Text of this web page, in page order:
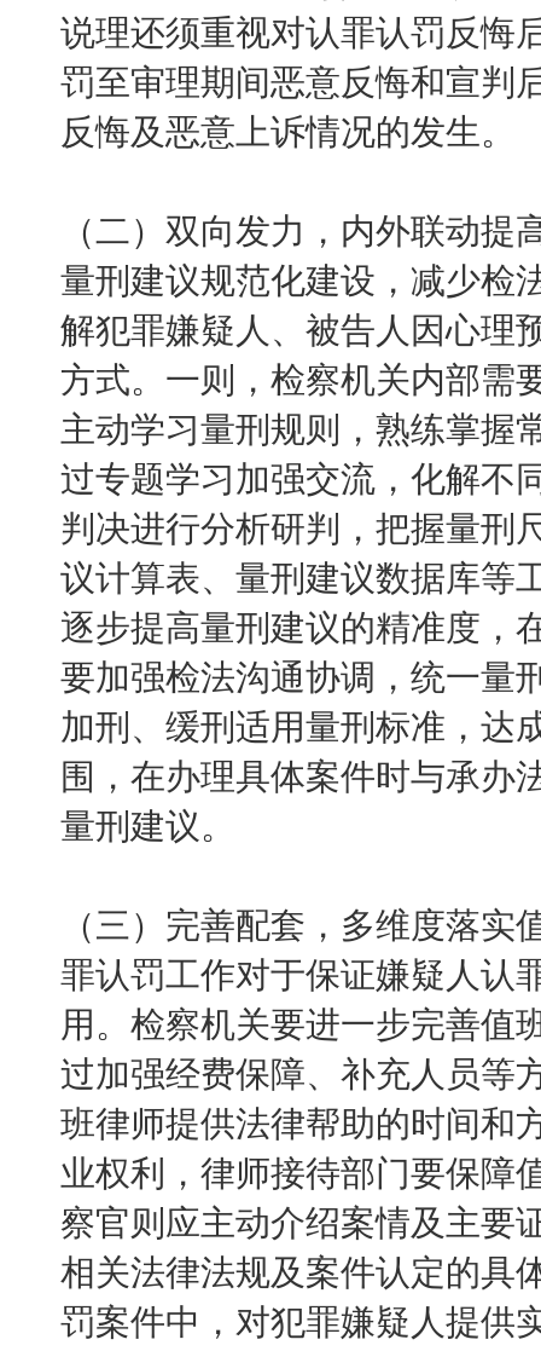
说理还须重视对认罪认罚反悔
罚至审理期间恶意反悔和宣判
反悔及恶意上诉情况的发生。
（二）双向发力，内外联动
量刑建议规范化建设，减少检
解犯罪嫌疑人、被告人因心理
方式。一则，检察机关内部需
主动学习量刑规则，熟练掌握
过专题学习加强交流，化解不
判决进行分析研判，把握量刑
议计算表、量刑建议数据库等
逐步提高量刑建议的精准度，
要加强检法沟通协调，统一量
加刑、缓刑适用量刑标准，达
围，在办理具体案件时与承办
量刑建议。
（三）完善配套，多维度落
罪认罚工作对于保证嫌疑人认
用。检察机关要进一步完善值
过加强经费保障、补充人员等
班律师提供法律帮助的时间和
业权利，律师接待部门要保障
察官则应主动介绍案情及主要
相关法律法规及案件认定的具
罚案件中，对犯罪嫌疑人提供